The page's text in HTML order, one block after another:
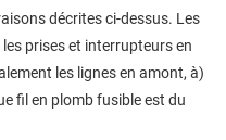
décrites ci-dessus. Les
prises et interrupteurs en
les lignes en amont, à)
fil en plomb fusible est du